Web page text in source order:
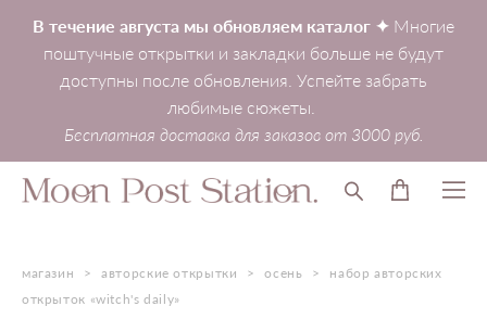
В течение августа мы обновляем каталог ✦ Многие
поштучные открытки и закладки больше не будут
доступны после обновления. Успейте забрать
любимые сюжеты.
Бесплатная доставка для заказов от 3000 руб.
магазин > авторские открытки > осень >
набор авторских
открыток «witch's daily»